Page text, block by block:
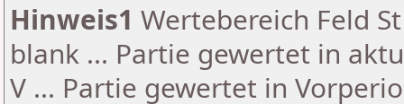
Hinweis1 Wertebereich Feld
blank ... Partie gewertet in
V ... Partie gewertet in